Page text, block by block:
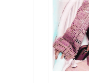
con
Cuadros